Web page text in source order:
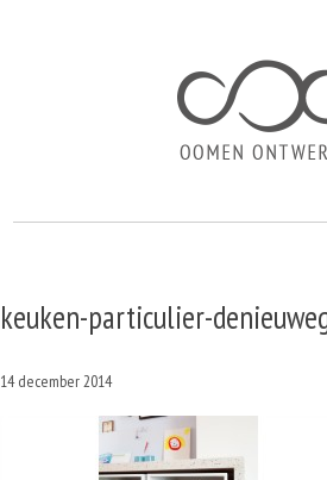
keuken-particulier-
14 december 2014